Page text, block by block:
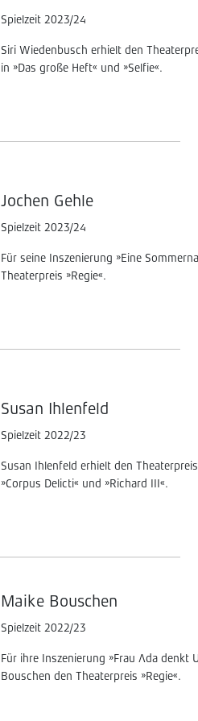
Spielzeit 2023/24
Siri Wiedenbusch erhielt den
in »Das große Heft« und »Selfie«.
Jochen Gehle
Spielzeit 2023/24
Für seine Inszenierung »Eine
Theaterpreis »Regie«.
Susan Ihlenfeld
Spielzeit 2022/23
Susan Ihlenfeld erhielt den
»Corpus Delicti« und »Richard III«.
Maike Bouschen
Spielzeit 2022/23
Für ihre Inszenierung »Frau Ada denkt
Bouschen den Theaterpreis »Regie«.